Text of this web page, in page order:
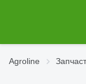
Agroline